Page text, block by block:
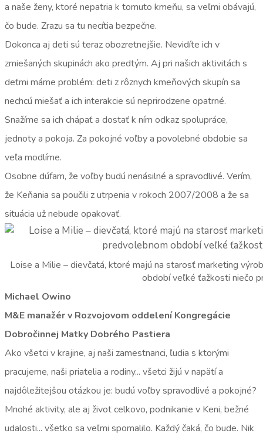
a naše ženy, ktoré nepatria k tomuto kmeňu, sa veľmi obávajú,
čo bude. Zrazu sa tu necítia bezpečne.
Dokonca aj deti sú teraz obozretnejšie. Nevidíte ich v
zmiešaných skupinách ako predtým. Aj pri našich aktivitách s
deťmi máme problém: deti z rôznych kmeňových skupín sa
nechcú miešať a ich interakcie sú neprirodzene opatrné.
Snažíme sa ich chápať a dostať k ním odkaz spolupráce,
jednoty a pokoja. Za pokojné voľby a povolebné obdobie sa
veľa modlíme.
Osobne dúfam, že voľby budú nenásilné a spravodlivé. Verím,
že Keňania sa poučili z utrpenia v rokoch 2007/2008 a že sa
situácia už nebude opakovať.
Loise a Milie – dievčatá, ktoré majú na starosť marketing
období veľké ťažkosti niečo
Michael Owino
M&E manažér v Rozvojovom oddelení Kongregácie
Dobročinnej Matky Dobrého Pastiera
Ako všetci v krajine, aj naši zamestnanci, ľudia s ktorými
pracujeme, naši priatelia a rodiny... všetci žijú v napätí a
najdôležitejšou otázkou je: budú voľby spravodlivé a pokojné?
Mnohé aktivity, ale aj život celkovo, podnikanie v Keni, bežné
udalosti... všetko sa veľmi spomalilo. Každý čaká, čo bude. Nik